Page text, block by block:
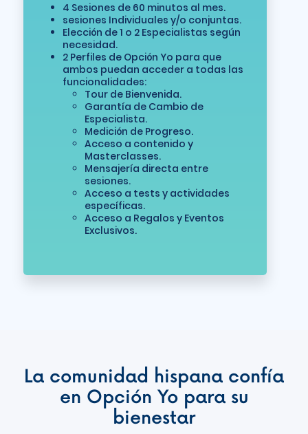
4 Sesiones de 60 minutos al mes.
sesiones Individuales y/o conjuntas.
Elección de 1 o 2 Especialistas según
necesidad.
2 Perfiles de Opción Yo para que
ambos puedan acceder a todas las
funcionalidades:
Tour de Bienvenida.
Garantía de Cambio de
Especialista.
Medición de Progreso.
Acceso a contenido y
Masterclasses.
Mensajería directa entre
sesiones.
Acceso a tests y actividades
específicas.
Acceso a Regalos y Eventos
Exclusivos.
La comunidad hispana confía
en Opción Yo para su
bienestar